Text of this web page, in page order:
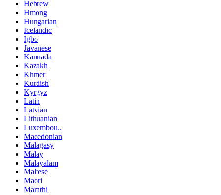
Hebrew
Hmong
Hungarian
Icelandic
Igbo
Javanese
Kannada
Kazakh
Khmer
Kurdish
Kyrgyz
Latin
Latvian
Lithuanian
Luxembou..
Macedonian
Malagasy
Malay
Malayalam
Maltese
Maori
Marathi